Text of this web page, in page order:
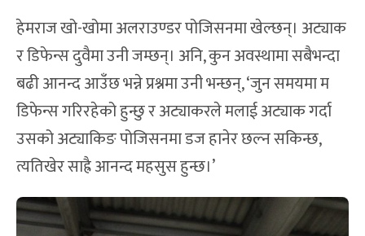
हेमराज खो-खोमा अलराउण्डर पोजिसनमा खेल्छन्। अट्याक
र डिफेन्स दुवैमा उनी जम्छन्। अनि, कुन अवस्थामा सबैभन्दा
बढी आनन्द आउँछ भन्ने प्रश्नमा उनी भन्छन्, ‘जुन समयमा म
डिफेन्स गरिरहेको हुन्छु र अट्याकरले मलाई अट्याक गर्दा
उसको अट्याकिङ पोजिसनमा डज हानेर छल्न सकिन्छ,
त्यतिखेर साह्रै आनन्द महसुस हुन्छ।’